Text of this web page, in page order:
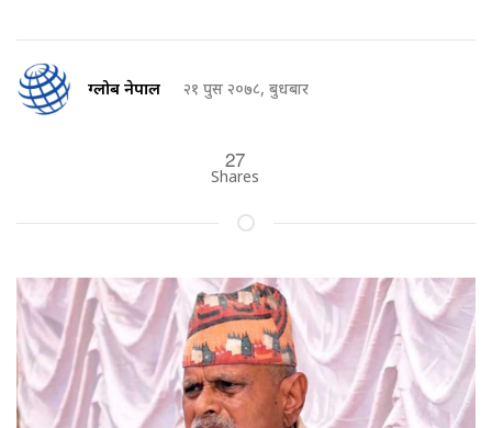
ग्लोब नेपाल २१ पुस २०७८, बुधबार
27
Shares